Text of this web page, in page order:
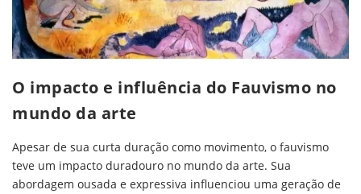
O impacto e influência do Fauvismo no
mundo da arte
Apesar de sua curta duração como movimento, o fauvismo
teve um impacto duradouro no mundo da arte. Sua
abordagem ousada e expressiva influenciou uma geração de